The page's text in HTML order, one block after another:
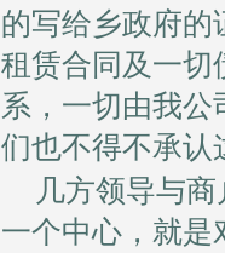
的写给乡政府的
租赁合同及一切
系，一切由我
们也不得不承认
几方领导与
一个中心，就是